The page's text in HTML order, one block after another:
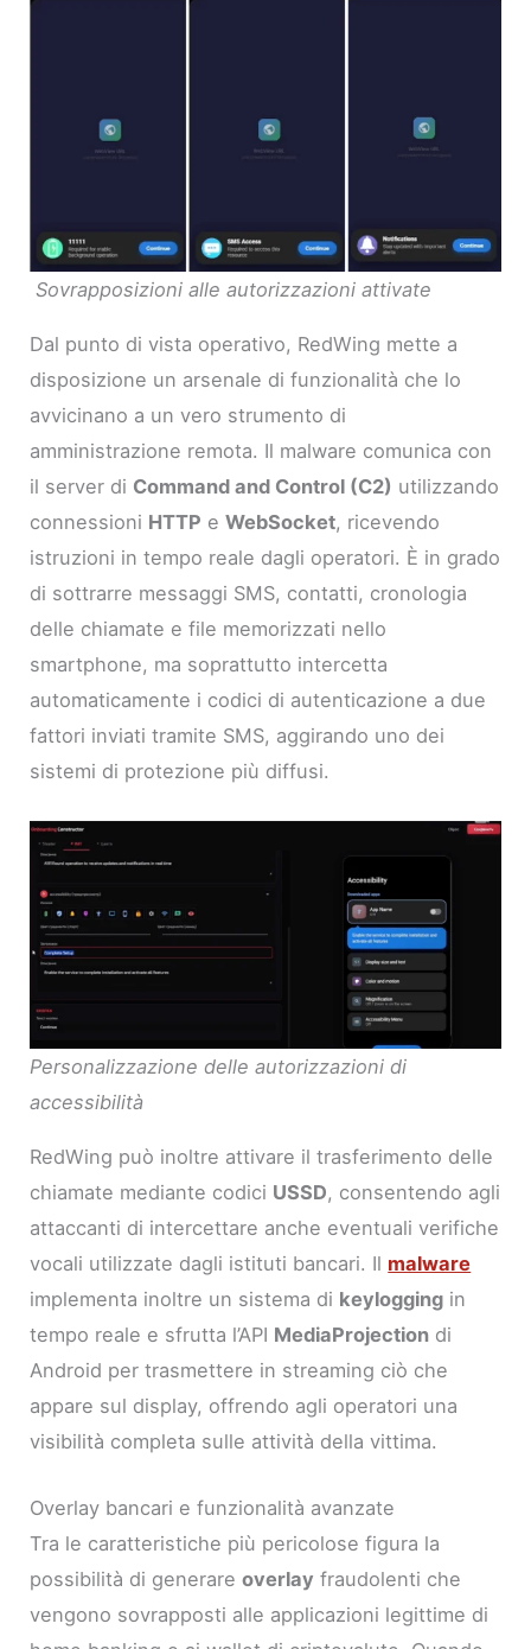
Sovrapposizioni alle autorizzazioni attivate
Dal punto di vista operativo, RedWing mette a
disposizione un arsenale di funzionalità che lo
avvicinano a un vero strumento di
amministrazione remota. Il malware comunica con
il server di Command and Control (C2) utilizzando
connessioni HTTP eWebSocket, ricevendo
istruzioni in tempo reale dagli operatori. È in grado
di sottrarre messaggi SMS, contatti, cronologia
delle chiamate e file memorizzati nello
smartphone, ma soprattutto intercetta
automaticamente i codici di autenticazione a due
fattori inviati tramite SMS, aggirando uno dei
sistemi di protezione più diffusi.
Personalizzazione delle autorizzazioni di
accessibilità
RedWing può inoltre attivare il trasferimento delle
chiamate mediante codici USSD, consentendo agli
attaccanti di intercettare anche eventuali verifiche
vocali utilizzate dagli istituti bancari. Il malware
implementa inoltre un sistema di keylogging in
tempo reale e sfrutta l’API MediaProjection di
Android per trasmettere in streaming ciò che
appare sul display, offrendo agli operatori una
visibilità completa sulle attività della vittima.
Overlay bancari e funzionalità avanzate
Tra le caratteristiche più pericolose figura la
possibilità di generareoverlay fraudolenti che
vengono sovrapposti alle applicazioni legittime di